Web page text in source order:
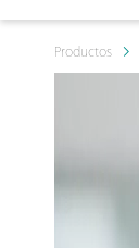
Productos